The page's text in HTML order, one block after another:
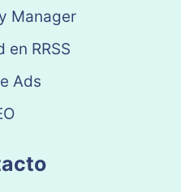
Manager
en RRSS
Ads